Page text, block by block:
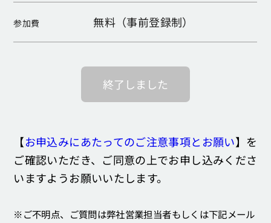
参加費 無料（事前登録制）
終了しました
【お申込みにあたってのご注意事項とお願い】を
ご確認いただき、ご同意の上でお申し込みくださ
いますようお願いいたします。
※ご不明点、ご質問は弊社営業担当者もしくは下記メール